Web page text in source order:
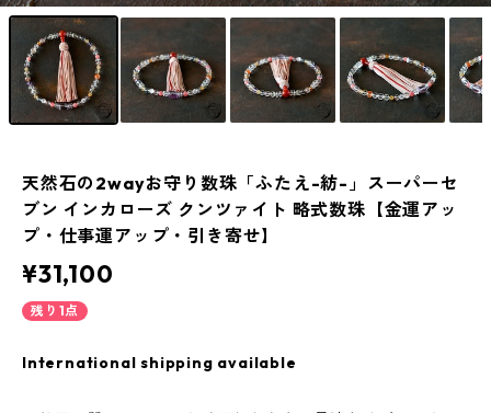
天然石の2wayお守り数珠「ふたえ-紡-」スーパーセ
ブン インカローズ クンツァイト 略式数珠【金運アッ
プ・仕事運アップ・引き寄せ】
¥31,100
残り1点
International shipping available